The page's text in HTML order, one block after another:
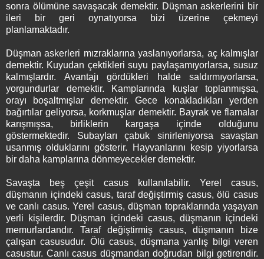
sonra ölümüne savaşacak demektir. Düşman askerlerini bir
ileri bir geri oynatıyorsa bizi üzerine çekmeyi
planlamaktadır.
Düşman askerleri mızraklarına yaslanıyorlarsa, aç kalmışlar
demektir. Kuyudan çektikleri suyu paylaşamıyorlarsa, susuz
kalmışlardır. Avantajı gördükleri halde saldırmıyorlarsa,
yorgundurlar demektir. Kamplarında kuşlar toplanmışsa,
orayı boşaltmışlar demektir. Gece konakladıkları yerden
bağırtılar geliyorsa, korkmuşlar demektir. Bayrak ve flamalar
karışmışsa, birliklerin kargaşa içinde olduğunu
göstermektedir. Subayları çabuk sinirleniyorsa savaştan
usanmış olduklarını gösterir. Hayvanlarını kesip yiyorlarsa
bir daha kamplarına dönmeyecekler demektir.
Savaşta beş çeşit casus kullanılabilir. Yerel casus,
düşmanın içindeki casus, taraf değiştirmiş casus, ölü casus
ve canlı casus. Yerel casus, düşman topraklarında yaşayan
yerli kişilerdir. Düşman içindeki casus, düşmanın içindeki
memurlardandır. Taraf değiştirmiş casus, düşmanın bize
çalışan casusudur. Ölü casus, düşmana yanlış bilgi veren
casustur. Canlı casus düşmandan doğrudan bilgi getirendir.